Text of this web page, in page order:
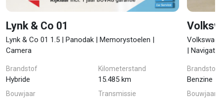
Lynk & Co 01
Lynk & Co 01 1.5 | Panodak | Memorystoelen |
Camera
Brandstof
Hybride
Kilometerstand
15.485 km
Bouwjaar Transmissie
|
Brandstof
Benzine
Bouwjaar